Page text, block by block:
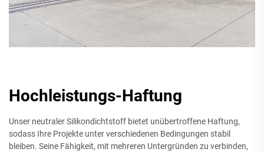
Hochleistungs-Haftung
Unser neutraler Silikondichtstoff bietet unübertroffene Haftung,
sodass Ihre Projekte unter verschiedenen Bedingungen stabil
bleiben. Seine Fähigkeit, mit mehreren Untergründen zu verbinden,